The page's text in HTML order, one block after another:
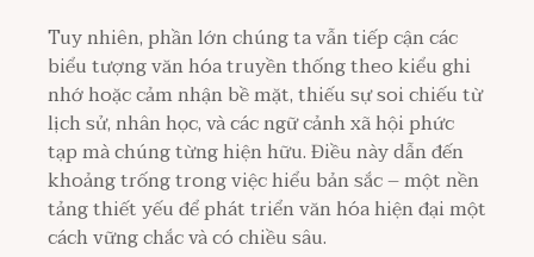
Tuy nhiên, phần lớn chúng ta vẫn tiếp cận các
biểu tượng văn hóa truyền thống theo kiểu ghi
nhớ hoặc cảm nhận bề mặt, thiếu sự soi chiếu từ
lịch sử, nhân học, và các ngữ cảnh xã hội phức
tạp mà chúng từng hiện hữu. Điều này dẫn đến
khoảng trống trong việc hiểu bản sắc – một nền
tảng thiết yếu để phát triển văn hóa hiện đại một
cách vững chắc và có chiều sâu.